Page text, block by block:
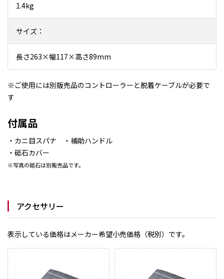
1.4kg
サイズ：
長さ263×幅117×高さ89mm
※ご使用には別販売品のコントローラーと脱着ケーブルが必要で
す
付属品
・カニ目スパナ ・補助ハンドル
・砥石カバー
※写真の砥石は別販売品です。
アクセサリー
表示している価格はメーカー希望小売価格（税別）です。